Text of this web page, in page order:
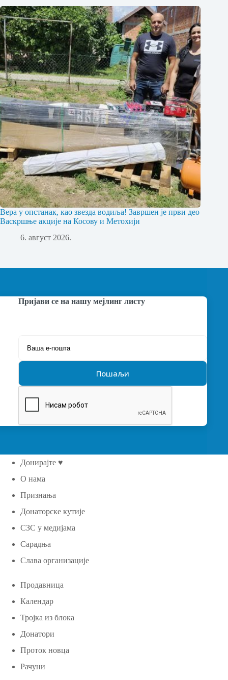
Вера у опстанак, као звезда водиља! Завршен је први део
Васкршње акције на Косову и Метохији
6. август 2026.
Пријави се на нашу мејлинг листу
Донирајте ♥
О нама
Признања
Донаторске кутије
СЗС у медијама
Сарадња
Слава организације
Продавница
Календар
Тројка из блока
Донатори
Проток новца
Рачуни